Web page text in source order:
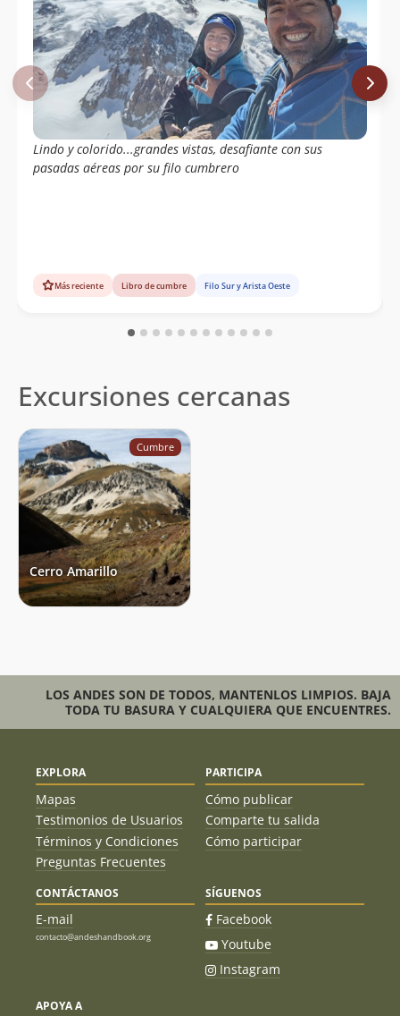
Lindo y colorido...grandes vistas, desafiante con sus
pasadas aéreas por su filo cumbrero
Más reciente Libro de cumbre Filo Sur y Arista Oeste
Excursiones cercanas
Cumbre
Cerro Amarillo
LOS ANDES SON DE TODOS, MANTENLOS LIMPIOS. BAJA
TODA TU BASURA Y CUALQUIERA QUE ENCUENTRES.
EXPLORA
Mapas
Testimonios de Usuarios
Términos y Condiciones
Preguntas Frecuentes
PARTICIPA
Cómo publicar
Comparte tu salida
Cómo participar
CONTÁCTANOS
E-mail
contacto@andeshandbook.org
SÍGUENOS
Facebook
Youtube
Instagram
APOYA A